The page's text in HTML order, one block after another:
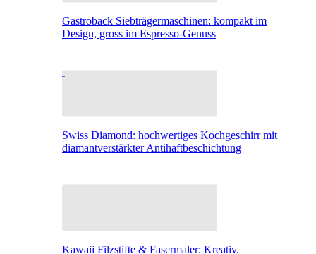
Gastroback Siebträgermaschinen: kompakt im
Design, gross im Espresso-Genuss
Swiss Diamond: hochwertiges Kochgeschirr mit
diamantverstärkter Antihaftbeschichtung
Kawaii Filzstifte & Fasermaler: Kreativ.